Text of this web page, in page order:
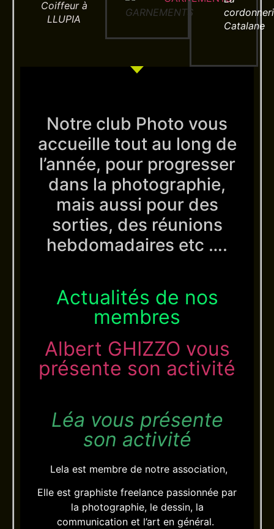
Coiffeur à
LLUPIA
GARNEMENTS
Catalane
Notre club Photo vous
accueille tout au long de
l’année, pour progresser
dans la photographie,
mais aussi pour des
sorties, des réunions
hebdomadaires etc ….
Actualités de nos
membres
Albert GHIZZO vous
présente son activité
Léa vous présente
son activité
Lela est membre de notre association,
Elle est graphiste freelance passionnée par
la photographie, le dessin, la
communication et l’art en général.